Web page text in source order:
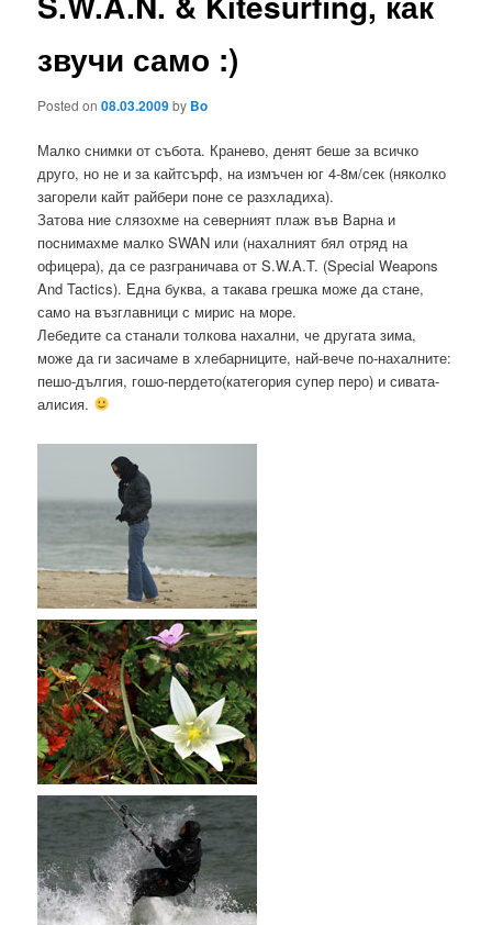
звучи само :)
Posted on08.03.2009by Bo
Малко снимки от събота. Кранево, денят беше за всичко
друго, но не и за кайтсърф, на измъчен юг 4-8м/сек (няколко
загорели кайт райбери поне се разхладиха).
Затова ние слязохме на северният плаж във Варна и
поснимахме малко SWAN или (нахалният бял отряд на
офицера), да се разграничава от S.W.A.T. (Special Weapons
And Tactics). Една буква, а такава грешка може да стане,
само на възглавници с мирис на море.
Лебедите са станали толкова нахални, че другата зима,
може да ги засичаме в хлебарниците, най-вече по-нахалните:
пешо-дългия, гошо-пердето(категория супер перо) и сивата-
алисия.